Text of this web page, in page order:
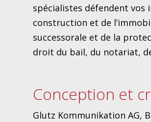
spécialistes défendent
construction et de
successorale et de la
droit du bail, du notariat,
Conception et
Glutz Kommunikation AG,